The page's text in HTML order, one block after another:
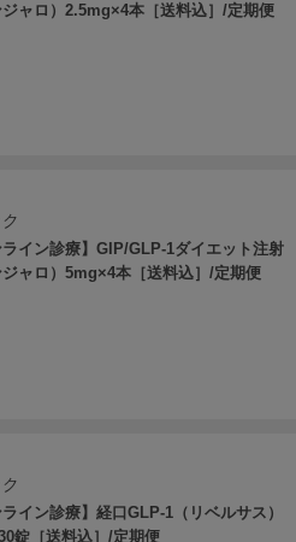
ジャロ）2.5mg×4本［送料込］/定期便
ライン診療】GIP/GLP-1ダイエット注射
ジャロ）5mg×4本［送料込］/定期便
ライン診療】経口GLP-1（リベルサス）
錠［送料込］/定期便